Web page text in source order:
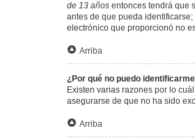
de 13 años entonces tendrá que
antes de que pueda
electrónico que proporcionó no
Arriba
¿Por qué no puedo
Existen varias razones por lo
asegurarse de que no ha sido
Arriba